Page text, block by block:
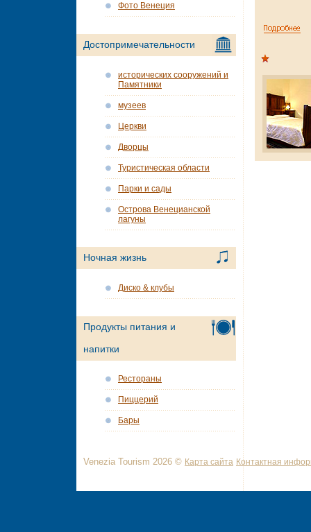
Фото Венеция
Достопримечательности
исторических сооружений и
Памятники
музеев
Церкви
Дворцы
Туристическая области
Парки и сады
Острова Венецианской
лагуны
Ночная жизнь
Диско & клубы
Продукты питания и
напитки
Рестораны
Пиццерий
Бары
Venezia Tourism 2026 © Карта сайта Контактная